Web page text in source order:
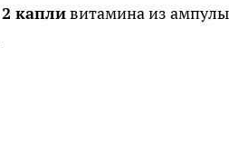
2 капливитамина из